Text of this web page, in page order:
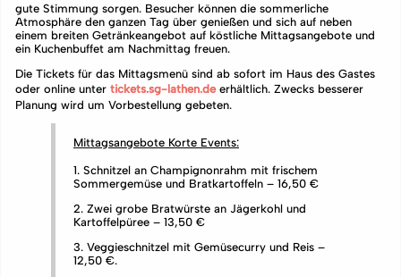
gute Stimmung sorgen. Besucher können die sommerliche
Atmosphäre den ganzen Tag über genießen und sich auf neben
einem breiten Getränkeangebot auf köstliche Mittagsangebote und
ein Kuchenbuffet am Nachmittag freuen.
Die Tickets für das Mittagsmenü sind ab sofort im Haus des Gastes
oder online unter tickets.sg-lathen.deerhältlich. Zwecks besserer
Planung wird um Vorbestellung gebeten.
Mittagsangebote Korte Events:
1. Schnitzel an Champignonrahm mit frischem
Sommergemüse und Bratkartoffeln – 16,50 €
2. Zwei grobe Bratwürste an Jägerkohl und
Kartoffelpüree – 13,50 €
3. Veggieschnitzel mit Gemüsecurry und Reis –
12,50 €.